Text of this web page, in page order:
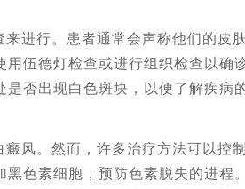
进行。患者通常会声称他们的皮
伍德灯检查或进行组织检查以确
否出现白色斑块，以便了解疾病
风。然而，许多治疗方法可以控
色素细胞，预防色素脱失的进程